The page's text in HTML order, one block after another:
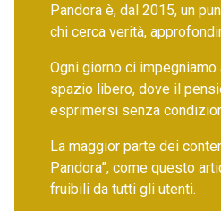
Pandora è, dal 2015, un
chi cerca verità,
Ogni giorno ci impegniamo
spazio libero, dove il
esprimersi senza
La maggior parte dei
Pandora”, come questo
fruibili da tutti gli utenti.